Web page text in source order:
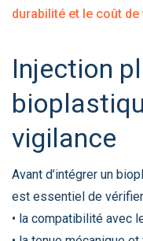
durabilité et le coût
Injection
vigilance
Avant d’intégrer un
est essentiel de
• la compatibilité avec